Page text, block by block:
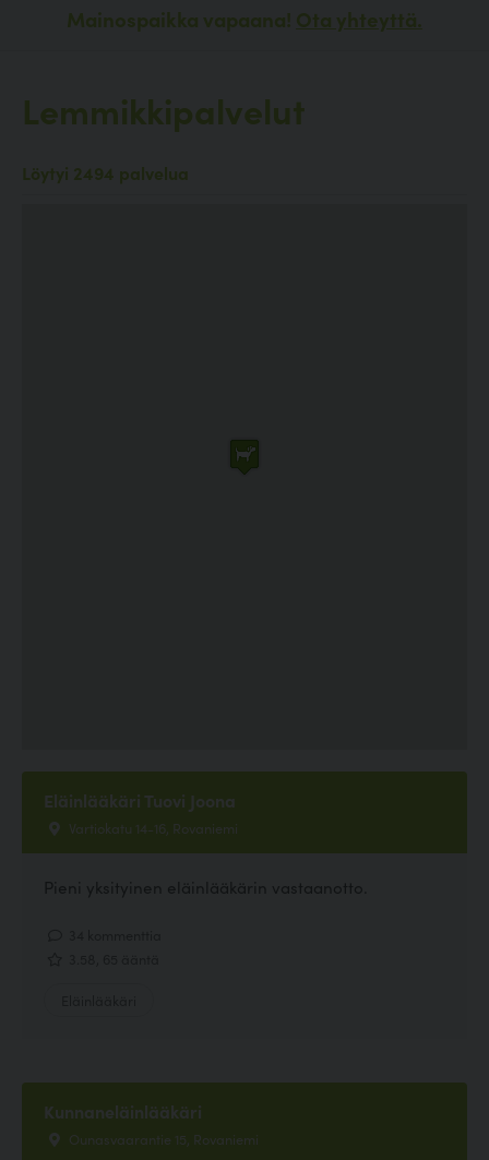
Mainospaikka vapaana! Ota yhteyttä.
Lemmikkipalvelut
Löytyi 2494 palvelua
Eläinlääkäri Tuovi Joona
Vartiokatu 14-16, Rovaniemi
Pieni yksityinen eläinlääkärin vastaanotto.
Kunnaneläinlääkäri
Ounasvaarantie 15, Rovaniemi